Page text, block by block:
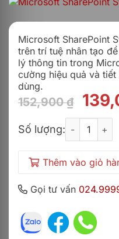
Microsoft SharePoint
trên trí tuệ nhân tạo
lý thông tin trong
cường hiệu quả và
dùng.
152,900₫
Giá
gốc
là:
Số lượng:
Thêm vào giỏ
Gọi tư vấn